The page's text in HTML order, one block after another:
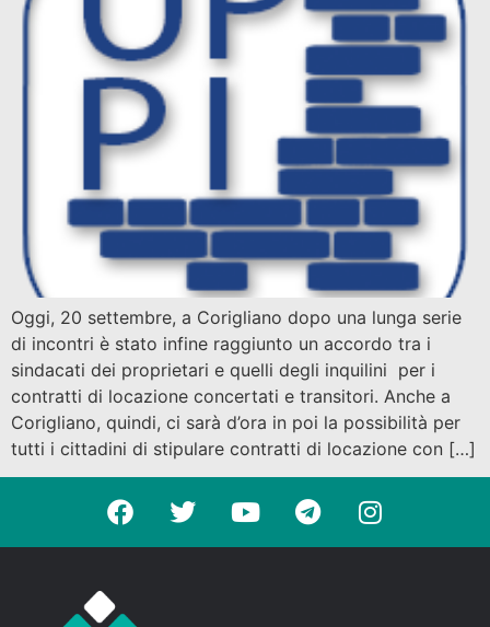
Oggi, 20 settembre, a Corigliano dopo una lunga serie
di incontri è stato infine raggiunto un accordo tra i
sindacati dei proprietari e quelli degli inquilini per i
contratti di locazione concertati e transitori. Anche a
Corigliano, quindi, ci sarà d’ora in poi la possibilità per
tutti i cittadini di stipulare contratti di locazione con […]